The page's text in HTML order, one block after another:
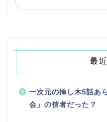
最
一次元の挿し木5話あ
会」の信者だった？